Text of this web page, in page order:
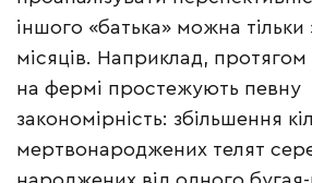
іншого «батька» можна тільки
місяців. Наприклад, протягом
на фермі простежують певну
закономірність: збільшення
мертвонароджених телят